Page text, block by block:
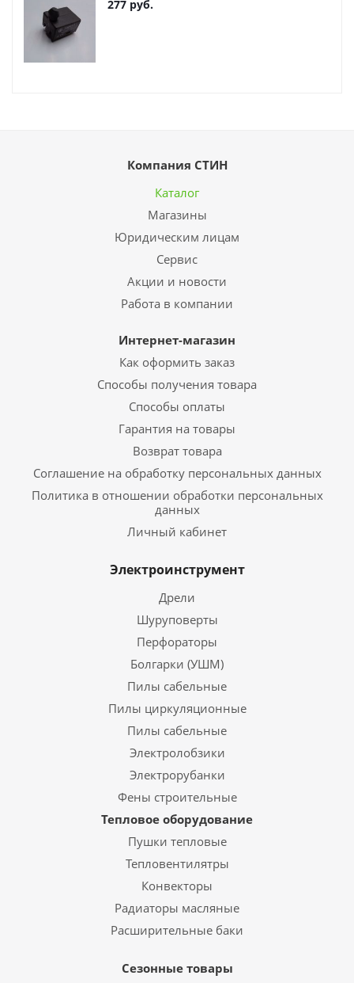
277 руб.
Компания СТИН
Каталог
Магазины
Юридическим лицам
Сервис
Акции и новости
Работа в компании
Интернет-магазин
Как оформить заказ
Способы получения товара
Способы оплаты
Гарантия на товары
Возврат товара
Соглашение на обработку персональных данных
Политика в отношении обработки персональных
данных
Личный кабинет
Электроинструмент
Дрели
Шуруповерты
Перфораторы
Болгарки (УШМ)
Пилы сабельные
Пилы циркуляционные
Пилы сабельные
Электролобзики
Электрорубанки
Фены строительные
Тепловое оборудование
Пушки тепловые
Тепловентилятры
Конвекторы
Радиаторы масляные
Расширительные баки
Сезонные товары